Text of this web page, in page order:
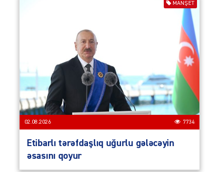
MANŞET
02.08.2026 7734
Etibarlı tərəfdaşlıq uğurlu gələcəyin
əsasını qoyur